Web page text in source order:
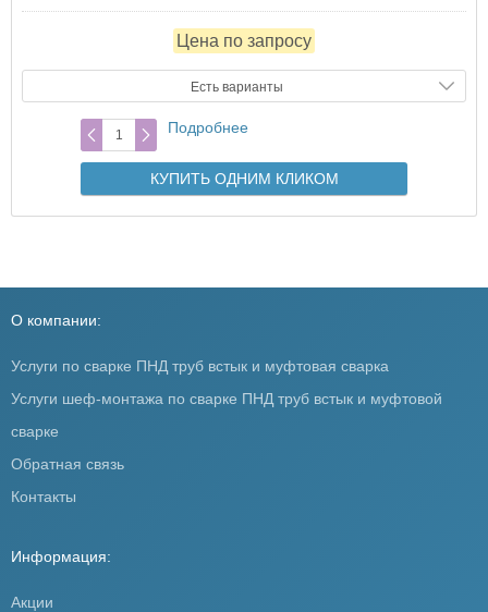
Цена по запросу
Есть варианты
Подробнее
КУПИТЬ ОДНИМ КЛИКОМ
О компании:
Услуги по сварке ПНД труб встык и муфтовая сварка
Услуги шеф-монтажа по сварке ПНД труб встык и муфтовой
сварке
Обратная связь
Контакты
Информация:
Акции